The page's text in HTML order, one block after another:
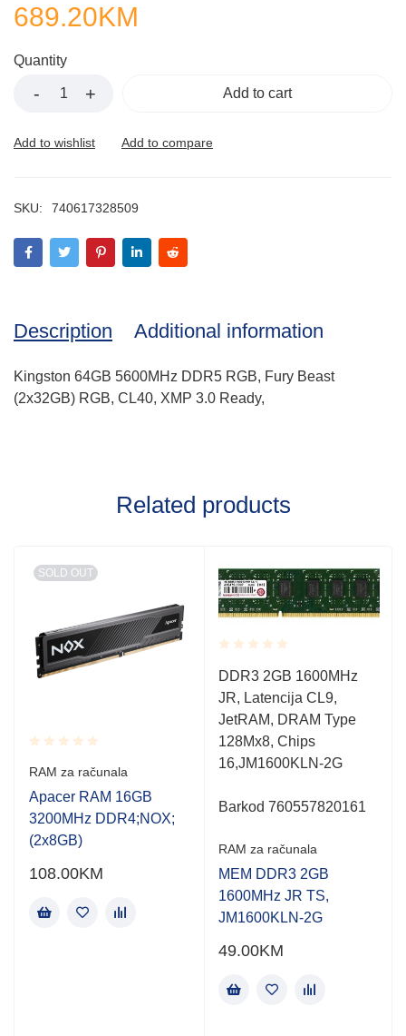
689.20KM
Quantity
Add to cart
SKU: 740617328509
Description Additional information
Kingston 64GB 5600MHz DDR5 RGB, Fury Beast
(2x32GB) RGB, CL40, XMP 3.0 Ready,
Related products
SOLD OUT
Rated
0.001
out
of
5
RAM za računala
Apacer RAM 16GB
3200MHz DDR4;NOX;
(2x8GB)
108.00KM
Rated
0.001
out
of
5
DDR3 2GB 1600MHz
JR, Latencija CL9,
JetRAM, DRAM Type
128Mx8, Chips
16,JM1600KLN-2G
Barkod 760557820161
RAM za računala
MEM DDR3 2GB
1600MHz JR TS,
JM1600KLN-2G
49.00KM